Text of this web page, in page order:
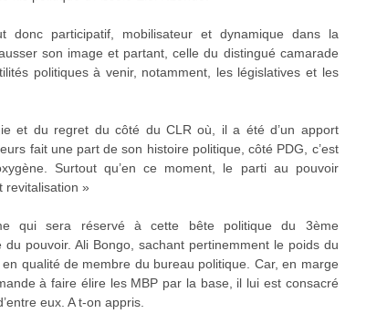
participatif, mobilisateur et dynamique dans la
son image et partant, celle du distingué camarade
politiques à venir, notamment, les législatives et les
et du regret du côté du CLR où, il a été d’un apport
fait une part de son histoire politique, côté PDG, c’est
Surtout qu’en ce moment, le parti au pouvoir
revitalisation »
qui sera réservé à cette bête politique du 3ème
pouvoir. Ali Bongo, sachant pertinemment le poids du
qualité de membre du bureau politique. Car, en marge
à faire élire les MBP par la base, il lui est consacré
eux. A t-on appris.